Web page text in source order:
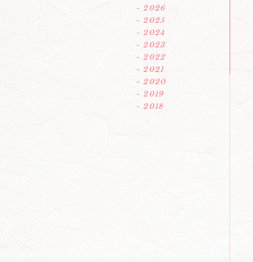
- 2026
- 2025
- 2024
- 2023
- 2022
- 2021
- 2020
- 2019
- 2018